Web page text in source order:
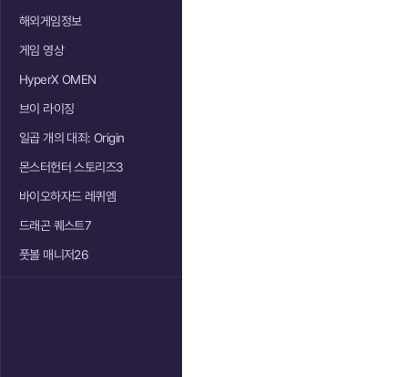
해외게임정보
게임 영상
HyperX OMEN
브이 라이징
일곱 개의 대죄: Origin
몬스터헌터 스토리즈3
바이오하자드 레퀴엠
드래곤 퀘스트7
풋볼 매니저26